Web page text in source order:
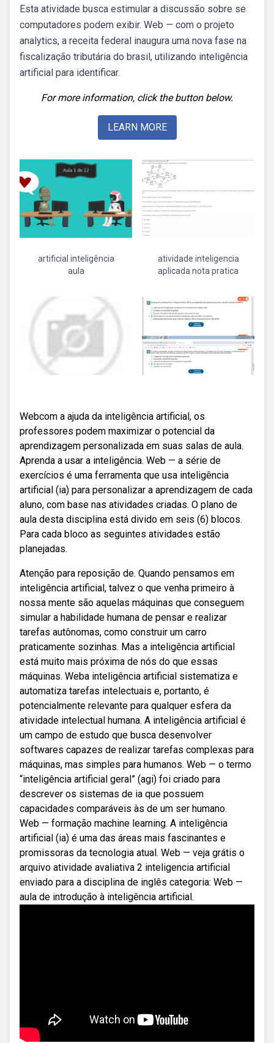
Esta atividade busca estimular a discussão sobre se
computadores podem exibir. Web — com o projeto
analytics, a receita federal inaugura uma nova fase na
fiscalização tributária do brasil, utilizando inteligência
artificial para identificar.
For more information, click the button below.
LEARN MORE
artificial inteligência
aula
atividade inteligencia
aplicada nota pratica
Webcom a ajuda da inteligência artificial, os
professores podem maximizar o potencial da
aprendizagem personalizada em suas salas de aula.
Aprenda a usar a inteligência. Web — a série de
exercícios é uma ferramenta que usa inteligência
artificial (ia) para personalizar a aprendizagem de cada
aluno, com base nas atividades criadas. O plano de
aula desta disciplina está divido em seis (6) blocos.
Para cada bloco as seguintes atividades estão
planejadas.
Atenção para reposição de. Quando pensamos em
inteligência artificial, talvez o que venha primeiro à
nossa mente são aquelas máquinas que conseguem
simular a habilidade humana de pensar e realizar
tarefas autônomas, como construir um carro
praticamente sozinhas. Mas a inteligência artificial
está muito mais próxima de nós do que essas
máquinas. Weba inteligência artificial sistematiza e
automatiza tarefas intelectuais e, portanto, é
potencialmente relevante para qualquer esfera da
atividade intelectual humana. A inteligência artificial é
um campo de estudo que busca desenvolver
softwares capazes de realizar tarefas complexas para
máquinas, mas simples para humanos. Web — o termo
“inteligência artificial geral” (agi) foi criado para
descrever os sistemas de ia que possuem
capacidades comparáveis às de um ser humano.
Web — formação machine learning. A inteligência
artificial (ia) é uma das áreas mais fascinantes e
promissoras da tecnologia atual. Web — veja grátis o
arquivo atividade avaliativa 2 inteligencia artificial
enviado para a disciplina de inglês categoria: Web —
aula de introdução à inteligência artificial.